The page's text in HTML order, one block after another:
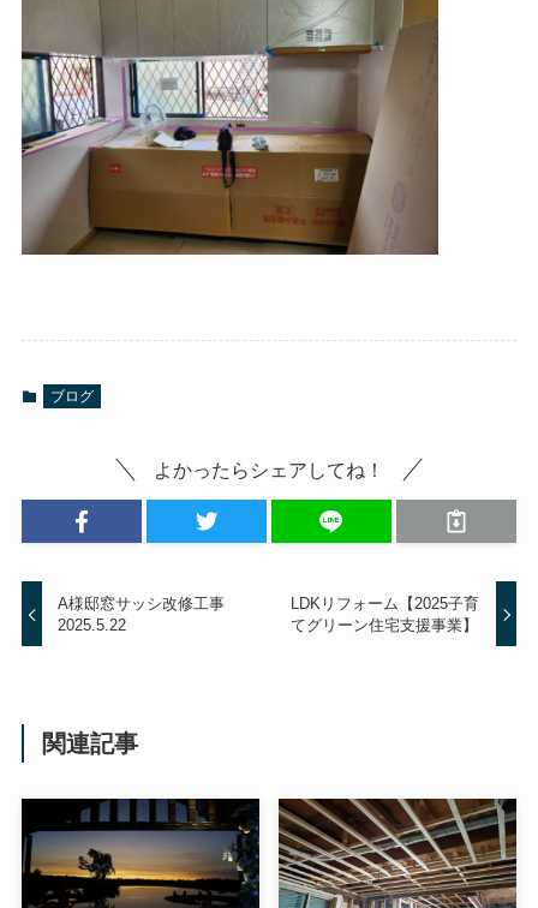
ブログ
よかったらシェアしてね！
A様邸窓サッシ改修工事
2025.5.22
LDKリフォーム【2025子育
てグリーン住宅支援事業】
関連記事